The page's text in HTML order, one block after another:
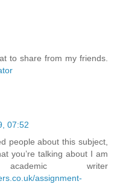
to share from my friends.
07:52
people about this subject,
you’re talking about I am
writer
assignment-